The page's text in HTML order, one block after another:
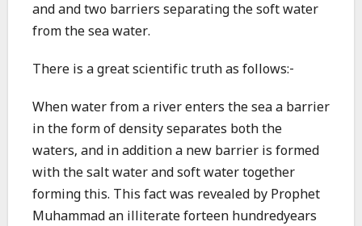
and and two barriers separating the soft water
from the sea water.
There is a great scientific truth as follows:-
When water from a river enters the sea a barrier
in the form of density separates both the
waters, and in addition a new barrier is formed
with the salt water and soft water together
forming this. This fact was revealed by Prophet
Muhammad an illiterate forteen hundredyears